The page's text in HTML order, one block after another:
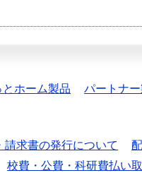
とホーム製品 パートナ
請求書の発行について
校費・公費・科研費払い